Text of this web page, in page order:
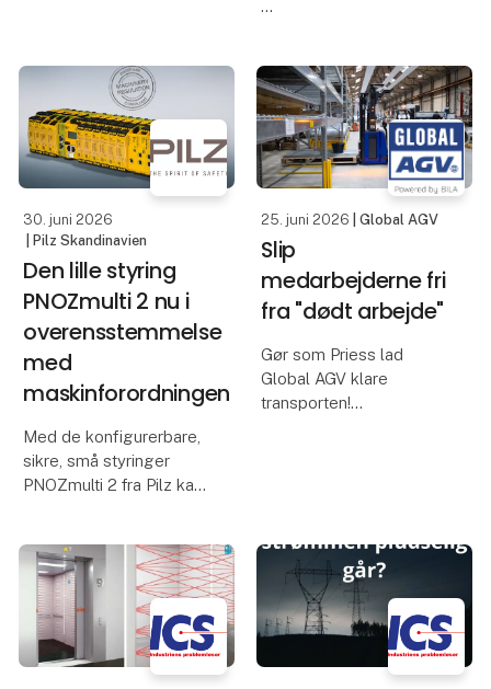
Teknologisk Institut
drifter printeren og
oplærer butikkens
våbenmager, så
produktionen kan fo
folk med truckcertifikat,
kan det være en
udfordring at finde de
rette hænder. Så da Ian
Bennett fra Bennett Po
30. juni 2026
| Pilz Skandinavien
Den lille styring
PNOZmulti 2 nu i
overensstemmelse
med
maskinforordningen
Med de konfigurerbare,
sikre, små styringer
PNOZmulti 2 fra Pilz kan
Maskinforordning (EU)
2023/1230 (MR). EU-
typegodkendelsescertifikatet
i henhold til artikel 25 b
25. juni 2026 | Global AGV
Slip
medarbejderne fri
fra "dødt arbejde"
Gør som Priess lad
Global AGV klare
transporten!
Priess A/S var intern
palletransport en af
dem. Tidligere skulle